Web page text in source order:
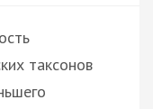
таксонов